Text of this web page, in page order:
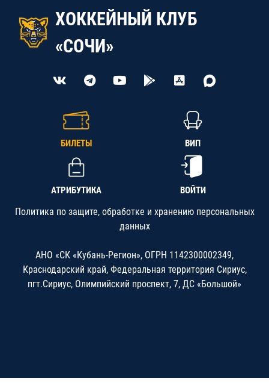
ХОККЕЙНЫЙ КЛУБ
«СОЧИ»
БИЛЕТЫ ВИП
АТРИБУТИКА ВОЙТИ
Политика по защите, обработке и хранению персональных
данных
АНО «СК «Кубань-Регион», ОГРН 1142300002349,
Краснодарский край, Федеральная территория Сириус,
пгт.Сириус, Олимпийский проспект, 7, ДС «Большой»